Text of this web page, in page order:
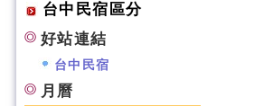
台中民宿區分
好站連結
台中民宿
月曆